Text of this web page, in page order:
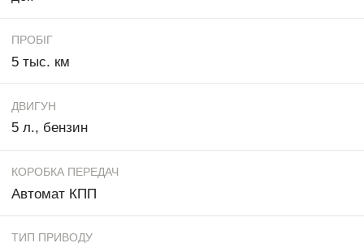
ПРОБІГ
5 тыс. км
ДВИГУН
5 л., бензин
КОРОБКА ПЕРЕДАЧ
Автомат КПП
ТИП ПРИВОДУ